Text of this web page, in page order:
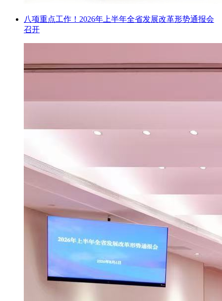
八项重点工作！2026年上半年全省发展改革形势通报会
召开